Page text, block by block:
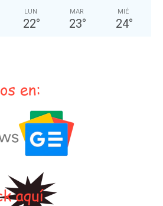
LUN
22°
MAR
23°
MIÉ
24°